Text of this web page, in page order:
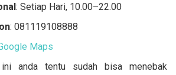
: Setiap Hari, 10.00–22.00
: 081119108888
Maps
anda tentu sudah bisa menebak